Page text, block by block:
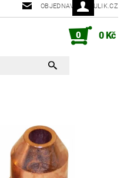
OBJEDNAVKY@RULIK.CZ
0 0 Kč